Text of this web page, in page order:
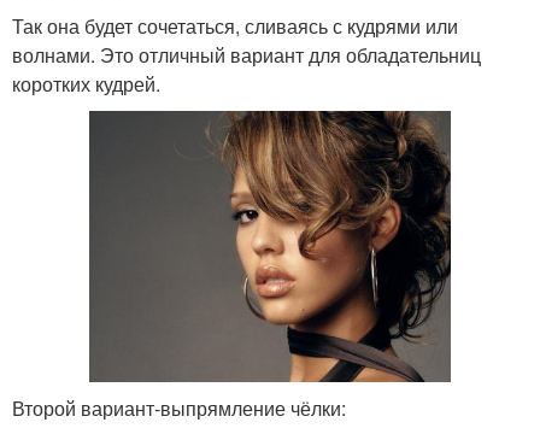
Так она будет сочетаться, сливаясь с кудрями или
волнами. Это отличный вариант для обладательниц
коротких кудрей.
Второй вариант-выпрямление чёлки: